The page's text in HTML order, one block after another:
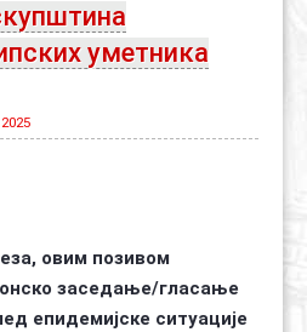
уметника
овим позивом
заседање/гласање
епидемијске ситуације